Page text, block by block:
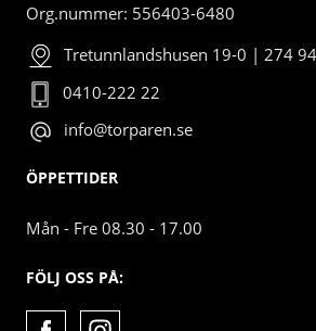
Org.nummer: 556403-6480
Tretunnlandshusen 19-0 | 274
0410-222 22
info@torparen.se
ÖPPETTIDER
Mån - Fre 08.30 - 17.00
FÖLJ OSS PÅ: